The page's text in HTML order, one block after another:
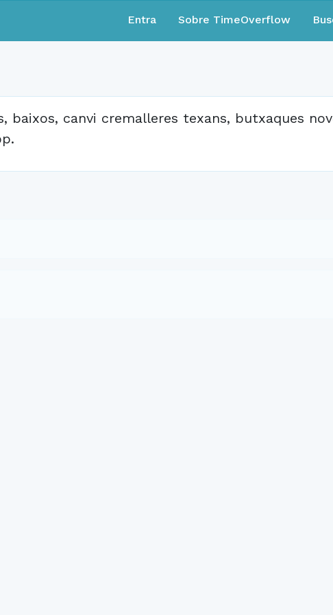
Entra Sobre TimeOverflow
baixos, canvi cremalleres texans, butxaques